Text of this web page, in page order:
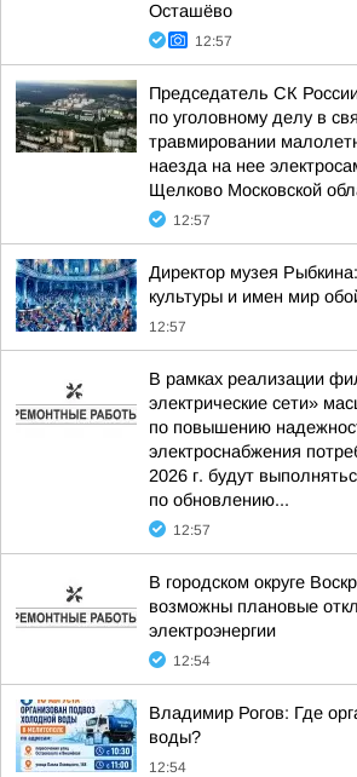
Осташёво
12:57
Председатель СК
по уголовному делу в
травмировании
наезда на нее
Щелково Московской
12:57
Директор музея
культуры и имен мир
12:57
В рамках реализации
электрические сети»
по повышению
электроснабжения
2026 г. будут
по обновлению...
12:57
В городском округе
возможны плановые
электроэнергии
12:54
Владимир Рогов: Где
воды?
12:54